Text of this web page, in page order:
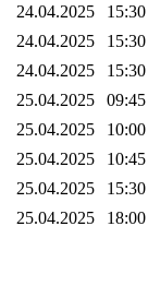
24.04.2025
15:30
24.04.2025
15:30
24.04.2025
15:30
25.04.2025
09:45
25.04.2025
10:00
25.04.2025
10:45
25.04.2025
15:30
25.04.2025
18:00